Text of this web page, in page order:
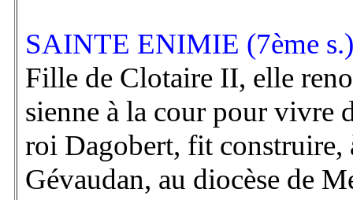
SAINTE ENIMIE (7ème s.)
Fille de Clotaire II, elle
sienne à la cour pour vivre
roi Dagobert, fit construire,
Gévaudan, au diocèse de